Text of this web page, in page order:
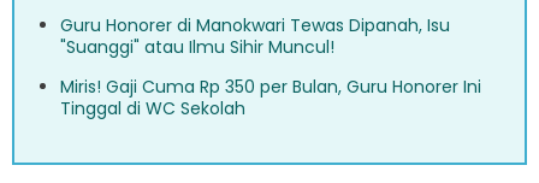
Guru Honorer di Manokwari Tewas Dipanah, Isu
"Suanggi" atau Ilmu Sihir Muncul!
Miris! Gaji Cuma Rp 350 per Bulan, Guru Honorer Ini
Tinggal di WC Sekolah